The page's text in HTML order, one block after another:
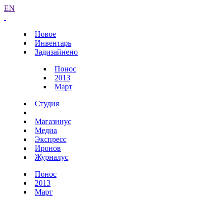
EN
Новое
Инвентарь
Задизайнено
Понос
2013
Март
Студия
Магазинус
Медиа
Экспресс
Иронов
Журналус
Понос
2013
Март